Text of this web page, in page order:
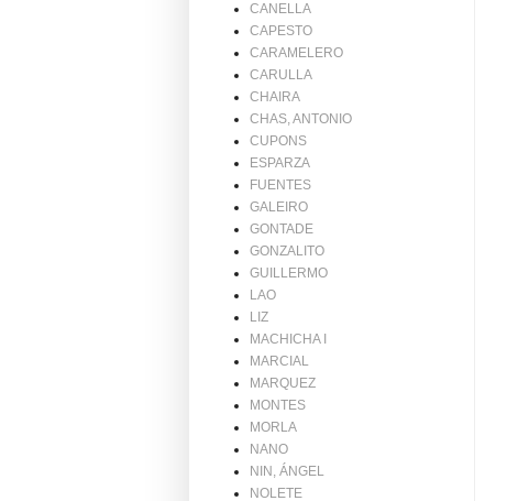
CANELLA
CAPESTO
CARAMELERO
CARULLA
CHAIRA
CHAS, ANTONIO
CUPONS
ESPARZA
FUENTES
GALEIRO
GONTADE
GONZALITO
GUILLERMO
LAO
LIZ
MACHICHA I
MARCIAL
MARQUEZ
MONTES
MORLA
NANO
NIN, ÁNGEL
NOLETE